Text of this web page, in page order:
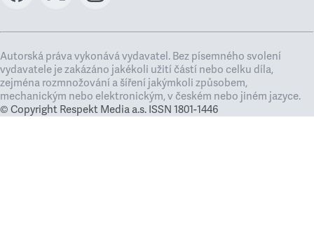
Autorská práva vykonává vydavatel. Bez písemného svolení
vydavatele je zakázáno jakékoli užití částí nebo celku díla,
zejména rozmnožování a šíření jakýmkoli způsobem,
mechanickým nebo elektronickým, v českém nebo jiném jazyce.
© Copyright Respekt Media a.s. ISSN 1801-1446